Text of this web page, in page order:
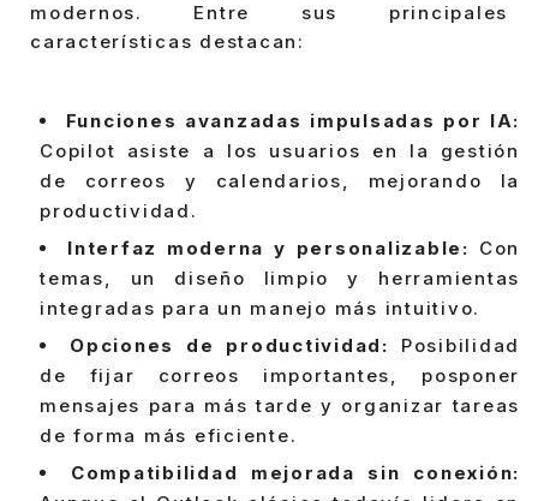
modernos. Entre sus principales
características destacan:
Funciones avanzadas impulsadas por IA:
Copilot asiste a los usuarios en la gestión
de correos y calendarios, mejorando la
productividad.
Interfaz moderna y personalizable: Con
temas, un diseño limpio y herramientas
integradas para un manejo más intuitivo.
Opciones de productividad: Posibilidad
de fijar correos importantes, posponer
mensajes para más tarde y organizar tareas
de forma más eficiente.
Compatibilidad mejorada sin conexión: